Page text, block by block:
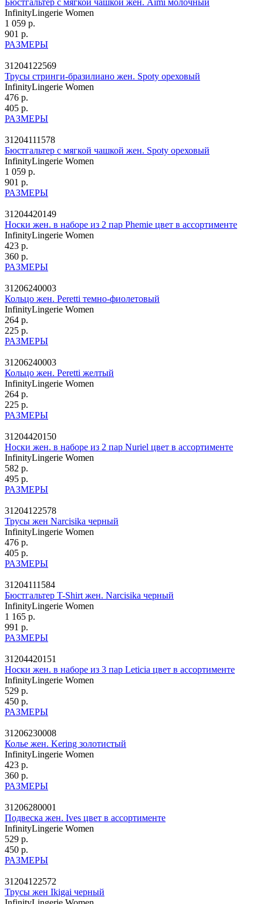
InfinityLingerie Women
1 059 р.
901 р.
РАЗМЕРЫ
31204122569
Трусы стринги-бразилиано жен. Spoty ореховый
InfinityLingerie Women
476 р.
405 р.
РАЗМЕРЫ
31204111578
Бюстгальтер с мягкой чашкой жен. Spoty ореховый
InfinityLingerie Women
1 059 р.
901 р.
РАЗМЕРЫ
31204420149
Носки жен. в наборе из 2 пар Phemie цвет в ассортименте
InfinityLingerie Women
423 р.
360 р.
РАЗМЕРЫ
31206240003
Кольцо жен. Peretti темно-фиолетовый
InfinityLingerie Women
264 р.
225 р.
РАЗМЕРЫ
31206240003
Кольцо жен. Peretti желтый
InfinityLingerie Women
264 р.
225 р.
РАЗМЕРЫ
31204420150
Носки жен. в наборе из 2 пар Nuriel цвет в ассортименте
InfinityLingerie Women
582 р.
495 р.
РАЗМЕРЫ
31204122578
Трусы жен Narcisika черный
InfinityLingerie Women
476 р.
405 р.
РАЗМЕРЫ
31204111584
Бюстгальтер T-Shirt жен. Narcisika черный
InfinityLingerie Women
1 165 р.
991 р.
РАЗМЕРЫ
31204420151
Носки жен. в наборе из 3 пар Leticia цвет в ассортименте
InfinityLingerie Women
529 р.
450 р.
РАЗМЕРЫ
31206230008
Колье жен. Kering золотистый
InfinityLingerie Women
423 р.
360 р.
РАЗМЕРЫ
31206280001
Подвеска жен. Ives цвет в ассортименте
InfinityLingerie Women
529 р.
450 р.
РАЗМЕРЫ
31204122572
Трусы жен Ikigai черный